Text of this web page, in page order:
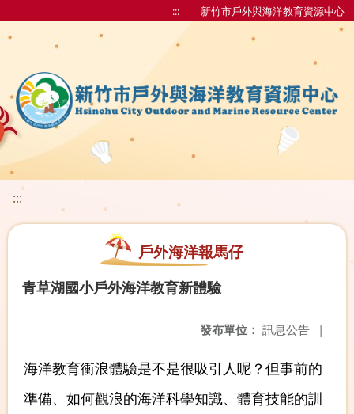
::: 新竹市戶外與海洋教育資源中心
:::
戶外海洋報馬仔
青草湖國小戶外海洋教育新體驗
發布單位： 訊息公告 |
海洋教育衝浪體驗是不是很吸引人呢？但事前的
準備、如何觀浪的海洋科學知識、體育技能的訓